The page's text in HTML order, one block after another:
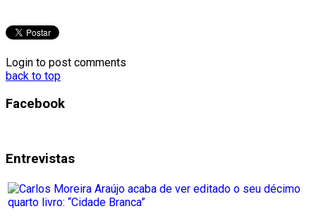
Login to post comments
back to top
Facebook
Entrevistas